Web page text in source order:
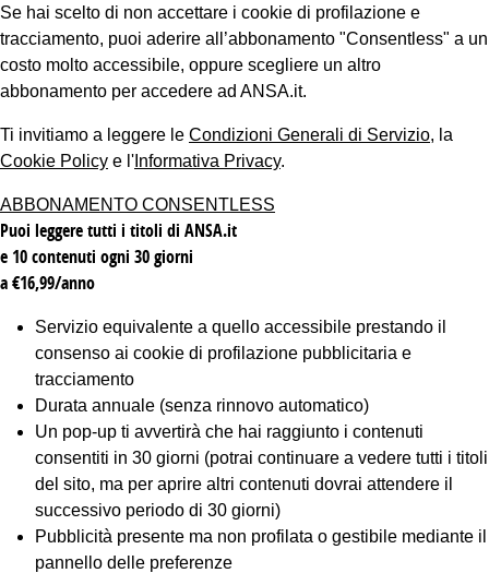
Se hai scelto di non accettare i cookie di profilazione e
tracciamento, puoi aderire all’abbonamento "Consentless" a un
costo molto accessibile, oppure scegliere un altro
abbonamento per accedere ad ANSA.it.
Ti invitiamo a leggere le Condizioni Generali di Servizio, la
Cookie Policy e l' Informativa Privacy.
ABBONAMENTO CONSENTLESS
Puoi leggere tutti i titoli di ANSA.it
e 10 contenuti ogni 30 giorni
a €16,99/anno
Servizio equivalente a quello accessibile prestando il
consenso ai cookie di profilazione pubblicitaria e
tracciamento
Durata annuale (senza rinnovo automatico)
Un pop-up ti avvertirà che hai raggiunto i contenuti
consentiti in 30 giorni (potrai continuare a vedere tutti i titoli
del sito, ma per aprire altri contenuti dovrai attendere il
successivo periodo di 30 giorni)
Pubblicità presente ma non profilata o gestibile mediante il
pannello delle preferenze